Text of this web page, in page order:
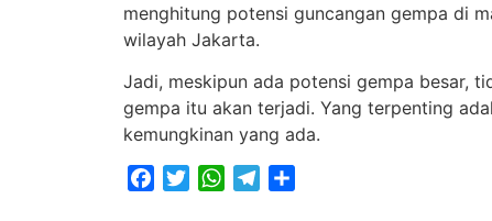
menghitung potensi guncangan gempa di
wilayah Jakarta.
Jadi, meskipun ada potensi gempa besar,
gempa itu akan terjadi. Yang terpenting
kemungkinan yang ada.
FacebookTwitterWhatsAppTelegram